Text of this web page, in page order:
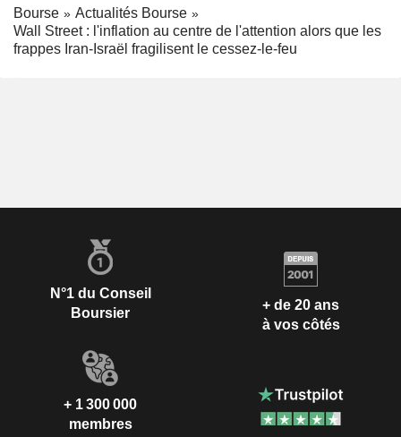
Bourse
Actualités Bourse
Wall Street : l'inflation au centre de l'attention alors que les
frappes Iran-Israël fragilisent le cessez-le-feu
N°1 du Conseil
Boursier
+ de 20 ans
à vos côtés
+ 1 300 000
membres